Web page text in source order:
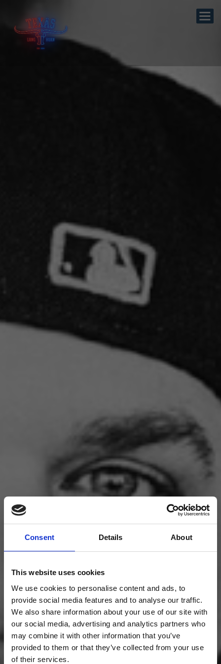
Consent Details About
This website uses cookies
We use cookies to personalise content and ads, to
provide social media features and to analyse our traffic.
We also share information about your use of our site with
our social media, advertising and analytics partners who
may combine it with other information that you’ve
provided to them or that they’ve collected from your use
of their services.